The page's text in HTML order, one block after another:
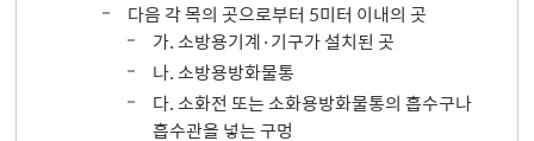
다음 각 목의 곳으로부터 5미터 이내의 곳
가. 소방용기계·기구가 설치된 곳
나. 소방용방화물통
다. 소화전 또는 소화용방화물통의 흡수구나
흡수관을 넣는 구멍